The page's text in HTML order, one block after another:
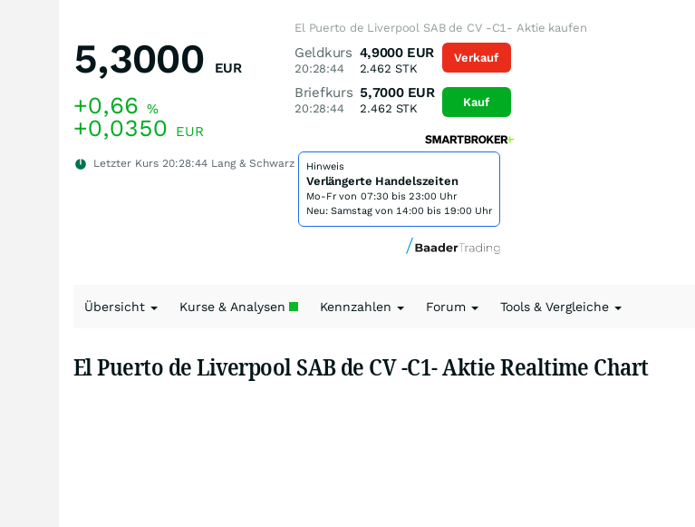
5,3000 EUR
+0,66 %
+0,0350 EUR
Letzter Kurs 20:28:44 Lang & Schwarz
El Puerto de Liverpool SAB de CV -C1- Aktie kaufen
Geldkurs
20:28:44
4,9000 EUR
2.462 STK
Briefkurs
20:28:44
5,7000 EUR
2.462 STK
Verkauf
Kauf
Hinweis
Verlängerte Handelszeiten
Mo-Fr von 07:30 bis 23:00 Uhr
Neu: Samstag von 14:00 bis 19:00 Uhr
Übersicht Kurse & Analysen Kennzahlen Forum Tools & Vergleiche
El Puerto de Liverpool SAB de CV -C1- Aktie Realtime Chart